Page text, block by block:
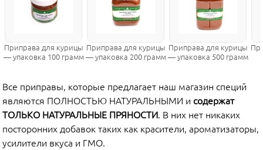
Приправа для курицы
— упаковка 100 грамм
Приправа для курицы
— упаковка 200 грамм
Приправа для курицы
— упаковка 500 грамм
Все приправы, которые предлагает наш магазин специй
являются ПОЛНОСТЬЮ НАТУРАЛЬНЫМИ исодержат
ТОЛЬКО НАТУРАЛЬНЫЕ ПРЯНОСТИ. В них нет никаких
посторонних добавок таких как красители, ароматизаторы,
усилители вкуса и ГМО.